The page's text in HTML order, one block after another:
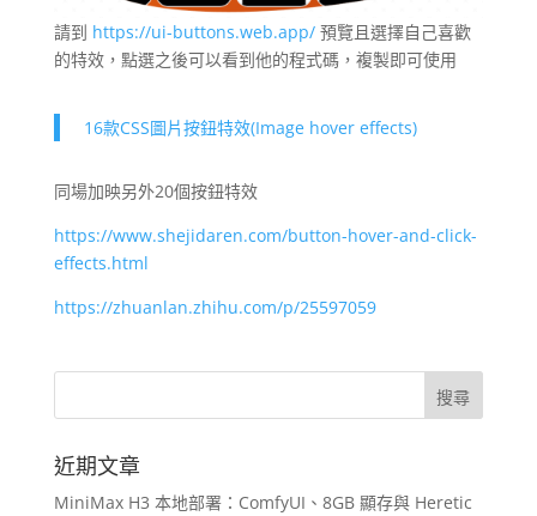
請到 https://ui-buttons.web.app/預覽且選擇自己喜歡
的特效，點選之後可以看到他的程式碼，複製即可使用
16款CSS圖片按鈕特效(Image hover effects)
同場加映另外20個按鈕特效
https://www.shejidaren.com/button-hover-and-click-
effects.html
https://zhuanlan.zhihu.com/p/25597059
近期文章
MiniMax H3 本地部署：ComfyUI、8GB 顯存與 Heretic